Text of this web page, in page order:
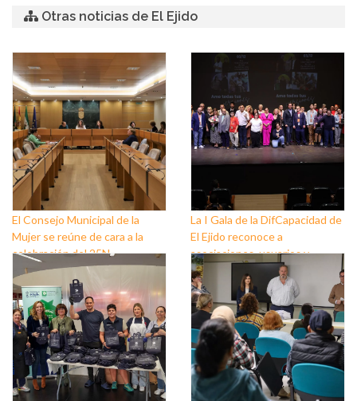
Otras noticias de El Ejido
El Consejo Municipal de la
Mujer se reúne de cara a la
celebración del 25N
La I Gala de la DifCapacidad de
El Ejido reconoce a
asociaciones, usuarios y
personas que trabajan a favor
de este colectivo